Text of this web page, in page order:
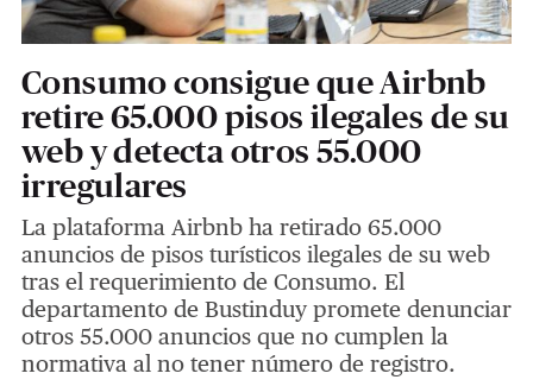
Consumo consigue que Airbnb
retire 65.000 pisos ilegales de su
web y detecta otros 55.000
irregulares
La plataforma Airbnb ha retirado 65.000
anuncios de pisos turísticos ilegales de su web
tras el requerimiento de Consumo. El
departamento de Bustinduy promete denunciar
otros 55.000 anuncios que no cumplen la
normativa al no tener número de registro.